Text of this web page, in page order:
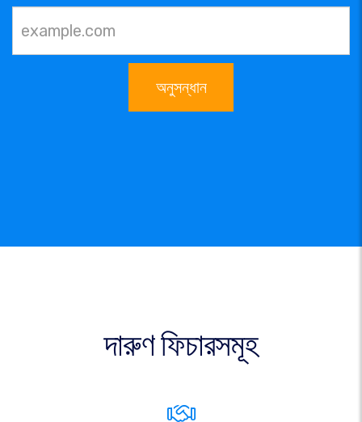
অনুসন্ধান
দারুণ ফিচারসমূহ